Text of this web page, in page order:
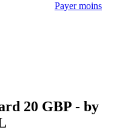
Payer moins
20 GBP - by